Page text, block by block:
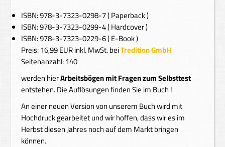
ISBN:978-3-7323-0298-7 (Paperback )
ISBN:978-3-7323-0299-4 (Hardcover )
ISBN: 978-3-7323-0229-6 ( E-Book )
Preis:16,99 EURinkl. MwSt. beiTredition GmbH
Seitenanzahl: 140
werden hierArbeitsbögen mit Fragen zum Selbsttest
entstehen. Die Auflösungen finden Sie im Buch !
An einer neuen Version von unserem Buch wird mit
Hochdruck gearbeitet und wir hoffen, dass wir es im
Herbst diesen Jahres noch auf dem Markt bringen
können.